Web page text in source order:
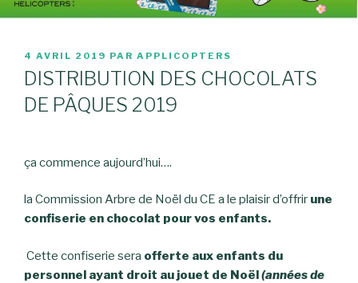
PUBLIÉ
LE
4 AVRIL 2019 PAR APPLICOPTERS
DISTRIBUTION DES CHOCOLATS
DE PÂQUES 2019
ça commence aujourd’hui….
la Commission Arbre de Noël du CE a le plaisir d’offrir une
confiserie en chocolat pour vos enfants.
Cette confiserie sera offerte aux enfants du
personnel ayant droit au jouet de Noël(années de